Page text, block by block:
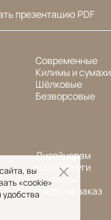
презентацию PDF
Современные
Килимы и сумахи
Шёлковые
Безворсовые
Дизайнерам
Наши услуги
Контакты
Ковры на заказ
вы
«cookie»